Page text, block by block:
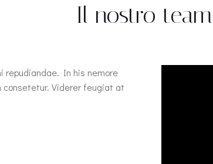
Il nostro team
repudiandae. In his nemore
consetetur. Viderer feugiat at